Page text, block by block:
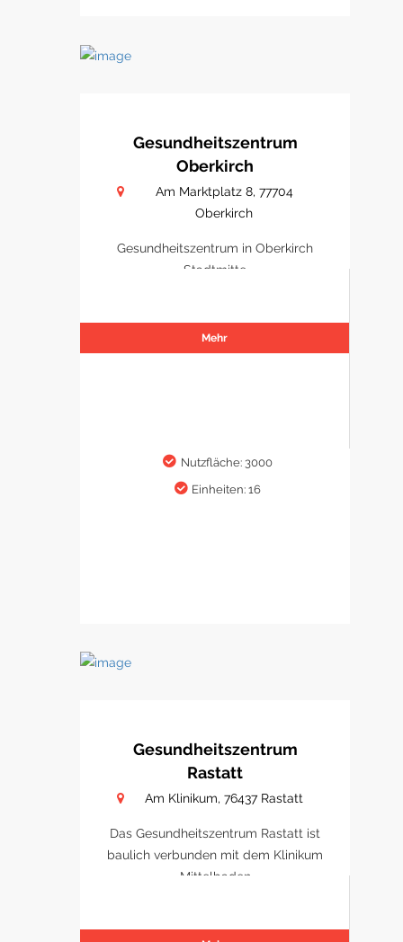
Gesundheitszentrum
Oberkirch
Am Marktplatz 8, 77704
Oberkirch
Gesundheitszentrum in Oberkirch
Stadtmitte
Mehr
Nutzfläche: 3000
Einheiten: 16
Gesundheitszentrum
Rastatt
Am Klinikum, 76437 Rastatt
Das Gesundheitszentrum Rastatt ist
baulich verbunden mit dem Klinikum
Mittelbaden